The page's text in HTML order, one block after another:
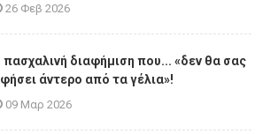
26 Φεβ 2026
πασχαλινή διαφήμιση που... «δεν θα σας
άντερο από τα γέλια»!
09 Μαρ 2026